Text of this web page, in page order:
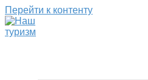
Перейти к контенту